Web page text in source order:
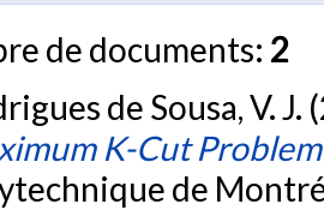
de documents: 2
de Sousa, V. J.
K-Cut Problem
de